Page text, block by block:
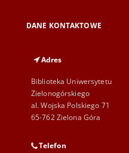
DANE KONTAKTOWE
Adres
Biblioteka Uniwersytetu
Zielonogórskiego
al. Wojska Polskiego 71
65-762 Zielona Góra
Telefon